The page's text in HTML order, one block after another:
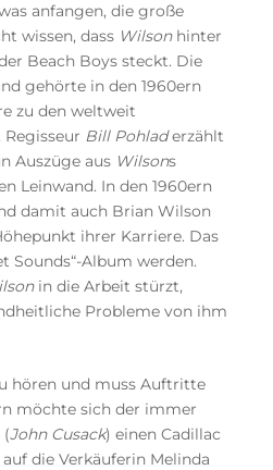
anfangen, die große
wissen, dass Wilsonhinter
Beach Boys steckt. Die
gehörte in den 1960ern
zu den weltweit
Bill Pohladerzählt
Auszüge aus Wilsons
Leinwand. In den 1960ern
damit auch Brian Wilson
ihrer Karriere. Das
Sounds“-Album werden.
in die Arbeit stürzt,
Probleme von ihm
hören und muss Auftritte
möchte sich der immer
(John Cusack) einen Cadillac
die Verkäuferin Melinda